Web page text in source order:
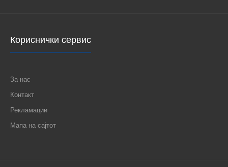
Кориснички сервис
За нас
Контакт
Рекламации
Мапа на сајтот